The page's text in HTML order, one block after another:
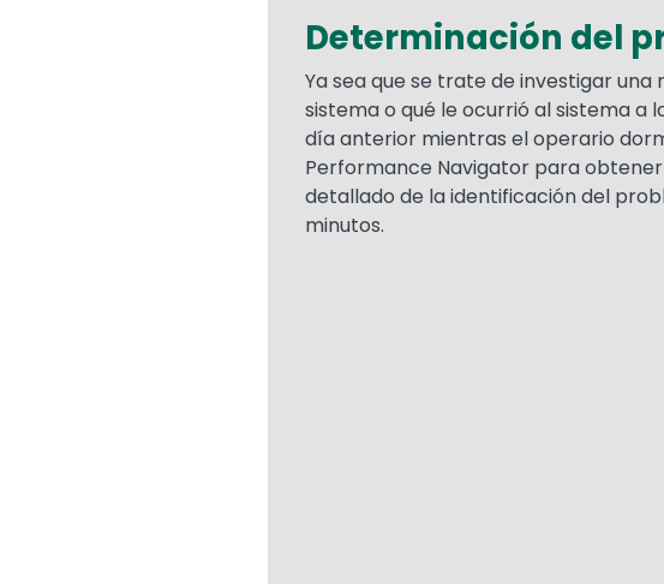
Determinación del
Ya sea que se trate de investigar
sistema o qué le ocurrió al sistema a
día anterior mientras el operario
Performance Navigator para
detallado de la identificación del
minutos.